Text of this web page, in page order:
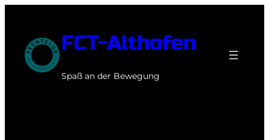
springen
FCT-Althofen
Spaß an der Bewegung